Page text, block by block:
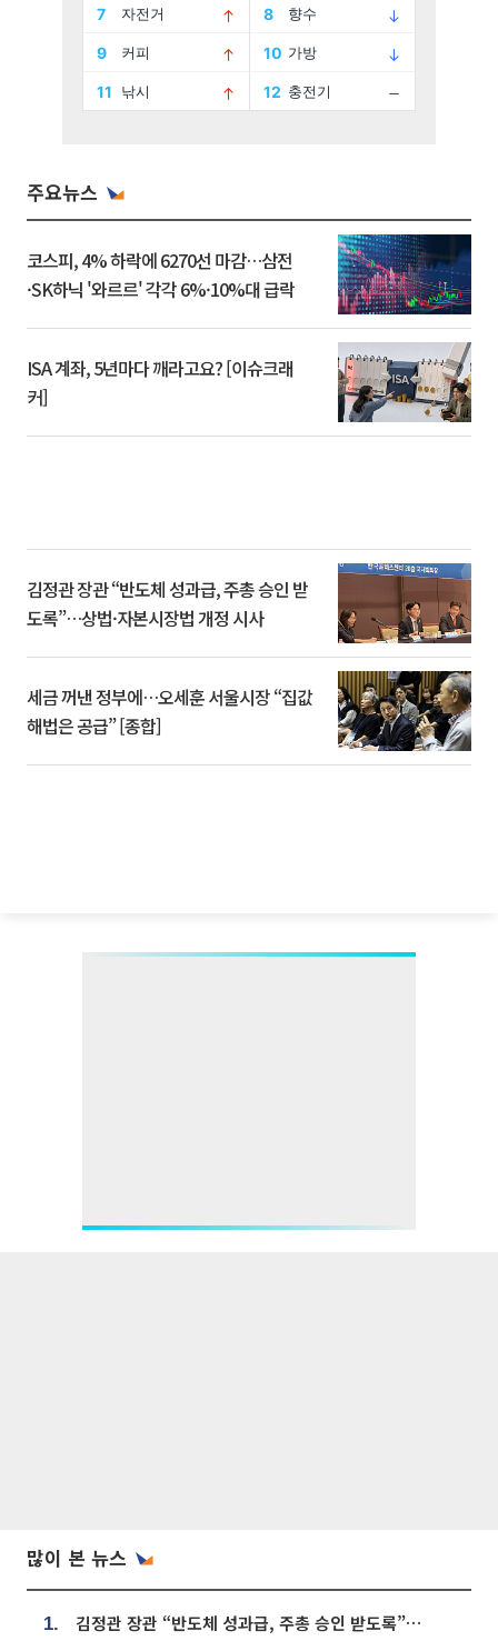
주요뉴스
코스피, 4% 하락에 6270선 마감…삼전
·SK하닉 '와르르' 각각 6%·10%대 급락
ISA 계좌, 5년마다 깨라고요? [이슈크래
커]
김정관 장관 “반도체 성과급, 주총 승인 받
도록”…상법·자본시장법 개정 시사
세금 꺼낸 정부에…오세훈 서울시장 “집값
해법은 공급” [종합]
많이 본 뉴스
1. 김정관 장관 “반도체 성과급, 주총 승인 받도록”…상법·자본시장법 개정 시사